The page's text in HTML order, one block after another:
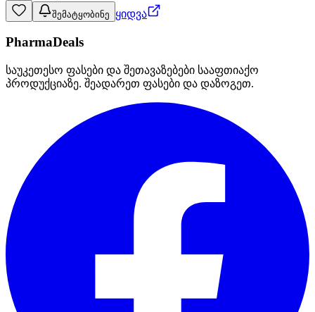
შემატყობინე ყიდვა
PharmaDeals
საუკეთესო ფასები და შეთავაზებები სააფთიაქო
პროდუქციაზე. შეადარეთ ფასები და დაზოგეთ.